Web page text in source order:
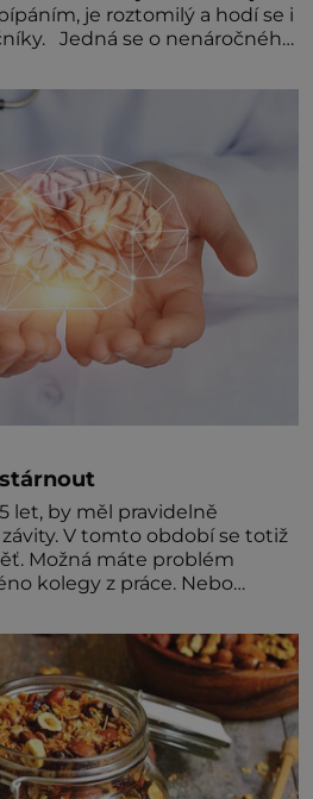
je roztomilý a hodí se i
Jedná se o nenáročného
kde sbírá zbytky semínek
celá Austrálie s
let, by měl pravidelně
V tomto období se totiž
Možná máte problém
kolegy z práce. Nebo
opravdu tak, s věkem jako
stávkovat. Cvičte